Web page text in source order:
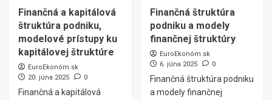
Finančná a kapitálová
štruktúra podniku,
modelové prístupy ku
kapitálovej štruktúre
EuroEkonóm.sk
20. júna 2025
0
Finančná a kapitálová
Finančná štruktúra
podniku a modely
finančnej štruktúry
EuroEkonóm.sk
6. júna 2025
0
Finančná štruktúra podniku
a modely finančnej